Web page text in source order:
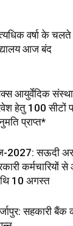
वर्षा के
आज बंद
आयुर्वेदिक
हेतु 100 सीटों
प्राप्त*
2027: सऊदी
10 अगस्त
सहकारी